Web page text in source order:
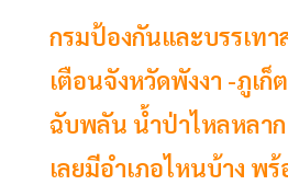
กรมป้องกันและบรรเท
เตือนจังหวัดพังงา -ภูเก็
ฉับพลัน น้ำป่าไหลหลา
เลยมีอำเภอไหนบ้าง